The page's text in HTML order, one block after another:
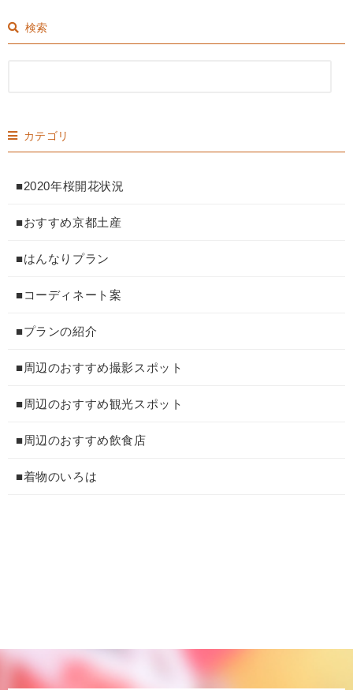
検索
カテゴリ
■2020年桜開花状況
■おすすめ京都土産
■はんなりプラン
■コーディネート案
■プランの紹介
■周辺のおすすめ撮影スポット
■周辺のおすすめ観光スポット
■周辺のおすすめ飲食店
■着物のいろは